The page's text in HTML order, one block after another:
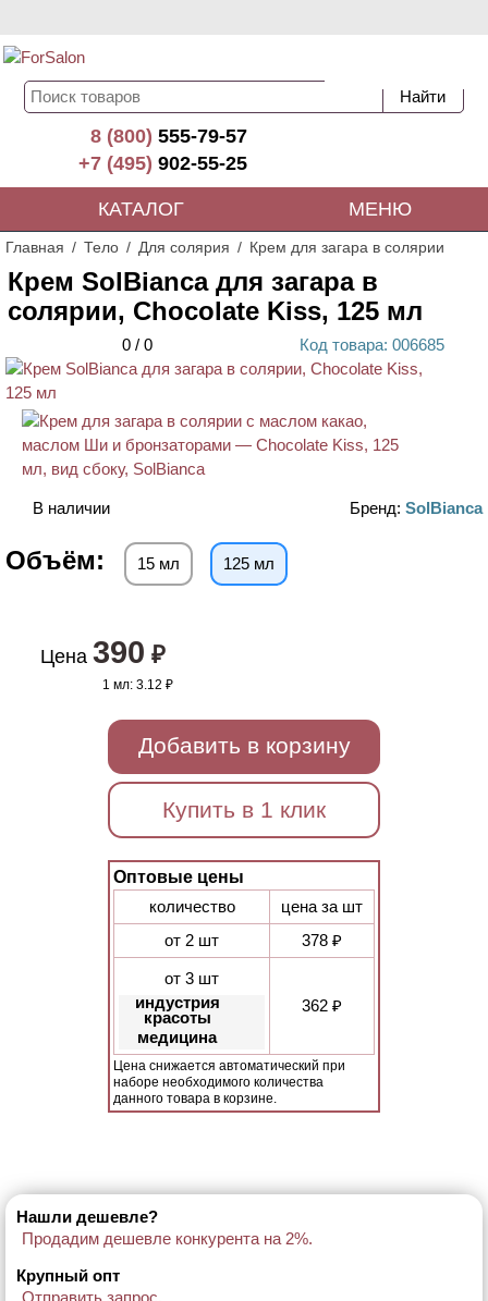
8 (800)555-79-57
+7 (495)902-55-25
КАТАЛОГ МЕНЮ
Главная Тело Для солярия Крем для загара в солярии
Крем SolBianca для загара в
солярии, Chocolate Kiss, 125 мл
0 / 0 Код товара: 006685
В наличии Бренд: SolBianca
Объём: 15 мл 125 мл
Цена 390 ₽
1 мл:3.12 ₽
Добавить в корзину
Купить в 1 клик
Оптовые цены
количество
цена за шт
от 2 шт
378 ₽
от 3 шт
индустрия
красоты
медицина
362 ₽
Цена снижается автоматический при
наборе необходимого количества
данного товара в корзине.
Нашли дешевле?
Продадим дешевле конкурента на 2%.
Крупный опт
Отправить запрос.